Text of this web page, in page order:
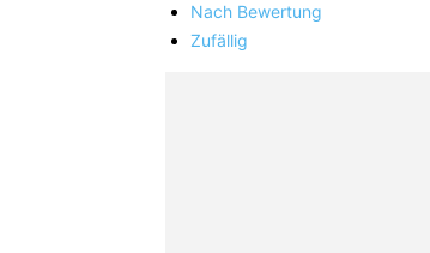
Nach Bewertung
Zufällig